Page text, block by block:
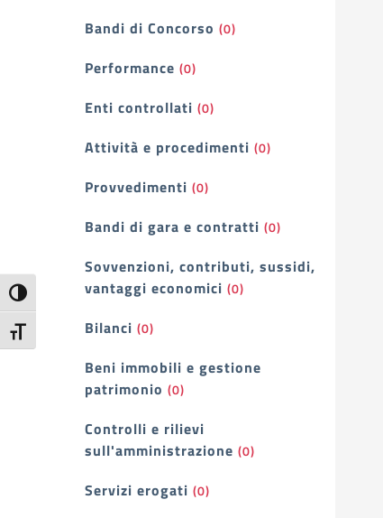
Attiva/disattiva alto contrasto
Attiva/disattiva dimensione testo
Bandi di Concorso (0)
Performance (0)
Enti controllati (0)
Attività e procedimenti (0)
Provvedimenti (0)
Bandi di gara e contratti (0)
Sovvenzioni, contributi, sussidi,
vantaggi economici (0)
Bilanci (0)
Beni immobili e gestione
patrimonio (0)
Controlli e rilievi
sull'amministrazione (0)
Servizi erogati (0)